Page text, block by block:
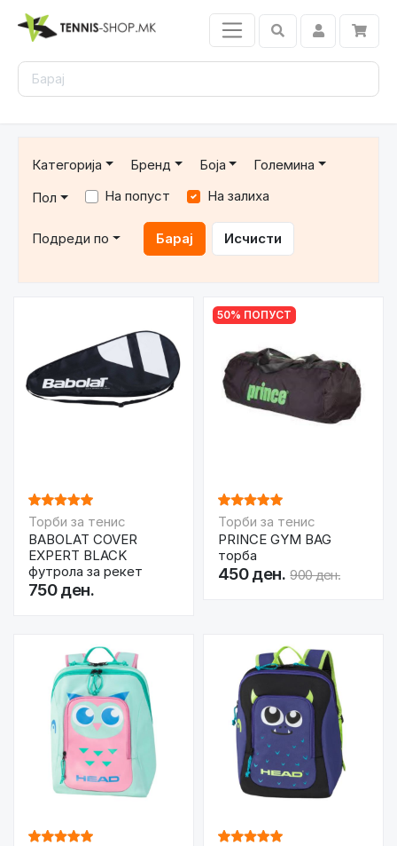
Категорија Бренд Боја
Големина
Пол
На попуст На залиха
Подреди по Барај Исчисти
Торби за тенис
BABOLAT COVER
EXPERT BLACK
футрола за рекет
750 ден.
50% ПОПУСТ
Торби за тенис
PRINCE GYM BAG
торба
450 ден. 900 ден.